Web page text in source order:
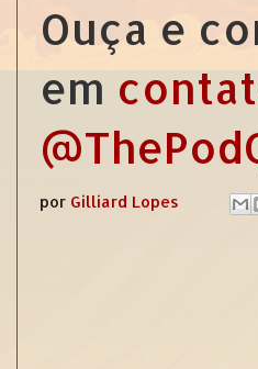
Ouça e
em
por Gilliard Lopes